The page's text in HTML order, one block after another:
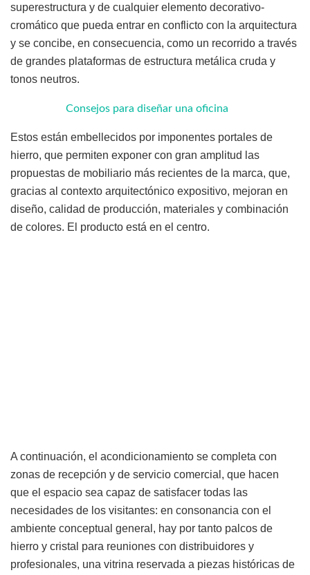
superestructura y de cualquier elemento decorativo-
cromático que pueda entrar en conflicto con la arquitectura
y se concibe, en consecuencia, como un recorrido a través
de grandes plataformas de estructura metálica cruda y
tonos neutros.
Consejos para diseñar una oficina
Estos están embellecidos por imponentes portales de
hierro, que permiten exponer con gran amplitud las
propuestas de mobiliario más recientes de la marca, que,
gracias al contexto arquitectónico expositivo, mejoran en
diseño, calidad de producción, materiales y combinación
de colores. El producto está en el centro.
A continuación, el acondicionamiento se completa con
zonas de recepción y de servicio comercial, que hacen
que el espacio sea capaz de satisfacer todas las
necesidades de los visitantes: en consonancia con el
ambiente conceptual general, hay por tanto palcos de
hierro y cristal para reuniones con distribuidores y
profesionales, una vitrina reservada a piezas históricas de